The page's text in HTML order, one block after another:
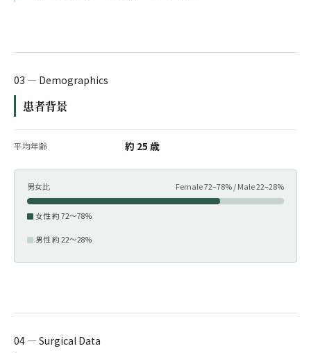
03 — Demographics
患者背景
平均年齢 約 25 歳
男女比 Female 72–78% / Male 22–28%
女性 約 72〜78%
男性 約 22〜28%
04 — Surgical Data